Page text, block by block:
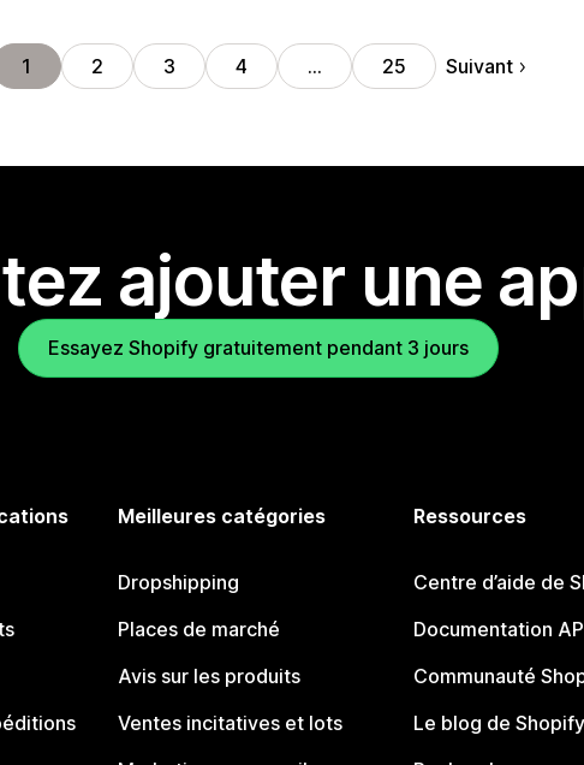
1 2 3 4 … 25 Suivant
ajouter une
Essayez Shopify gratuitement pendant 3 jours
Meilleures catégories
Dropshipping
Places de marché
Avis sur les produits
Ventes incitatives et lots
Ressources
Centre d’aide de
Documentation
Communauté
Le blog de Shopify